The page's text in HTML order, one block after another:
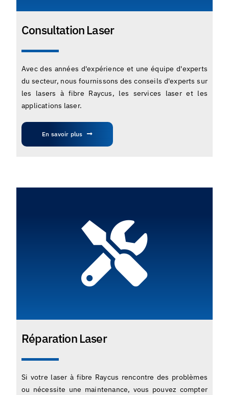
Consultation Laser
Avec des années d'expérience et une équipe d'experts
du secteur, nous fournissons des conseils d'experts sur
les lasers à fibre Raycus, les services laser et les
applications laser.
En savoir plus
Réparation Laser
Si votre laser à fibre Raycus rencontre des problèmes
ou nécessite une maintenance, vous pouvez compter